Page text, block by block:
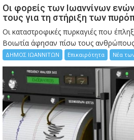
Οι φορείς των Ιωαννίνων
τους για τη στήριξη των
Οι καταστροφικές πυρκαγιές που
Bοιωτία άφησαν πίσω τους
ΔΗΜΟΣ ΙΩΑΝΝΙΤΩΝ Επικαιρότητα Νέα